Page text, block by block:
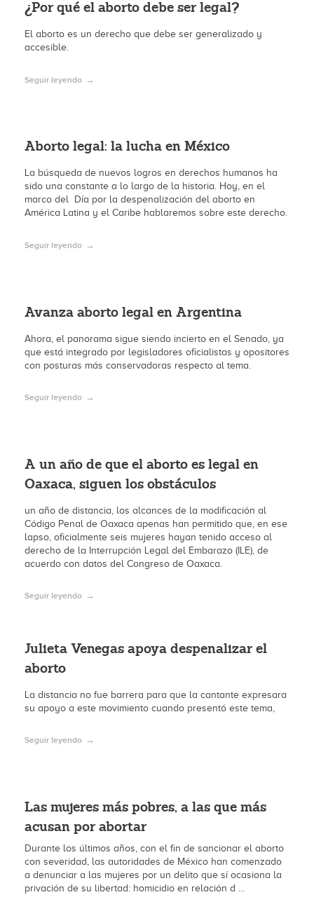
¿Por qué el aborto debe ser legal?
El aborto es un derecho que debe ser generalizado y
accesible.
Seguir leyendo
Aborto legal: la lucha en México
La búsqueda de nuevos logros en derechos humanos ha
sido una constante a lo largo de la historia. Hoy, en el
marco del Día por la despenalización del aborto en
América Latina y el Caribe hablaremos sobre este derecho.
Seguir leyendo
Avanza aborto legal en Argentina
Ahora, el panorama sigue siendo incierto en el Senado, ya
que está integrado por legisladores oficialistas y opositores
con posturas más conservadoras respecto al tema.
Seguir leyendo
A un año de que el aborto es legal en
Oaxaca, siguen los obstáculos
un año de distancia, los alcances de la modificación al
Código Penal de Oaxaca apenas han permitido que, en ese
lapso, oficialmente seis mujeres hayan tenido acceso al
derecho de la Interrupción Legal del Embarazo (ILE), de
acuerdo con datos del Congreso de Oaxaca.
Seguir leyendo
Julieta Venegas apoya despenalizar el
aborto
La distancia no fue barrera para que la cantante expresara
su apoyo a este movimiento cuando presentó este tema,
Seguir leyendo
Las mujeres más pobres, a las que más
acusan por abortar
Durante los últimos años, con el fin de sancionar el aborto
con severidad, las autoridades de México han comenzado
a denunciar a las mujeres por un delito que sí ocasiona la
privación de su libertad: homicidio en relación d ...